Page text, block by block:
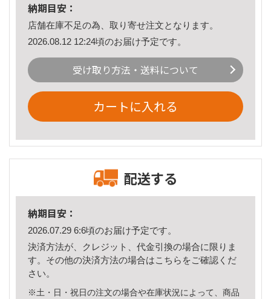
納期目安：
店舗在庫不足の為、取り寄せ注文となります。
2026.08.12 12:24頃のお届け予定です。
受け取り方法・送料について
カートに入れる
配送する
納期目安：
2026.07.29 6:6頃のお届け予定です。
決済方法が、クレジット、代金引換の場合に限りま
す。その他の決済方法の場合はこちら をご確認くだ
さい。
※土・日・祝日の注文の場合や在庫状況によって、商品